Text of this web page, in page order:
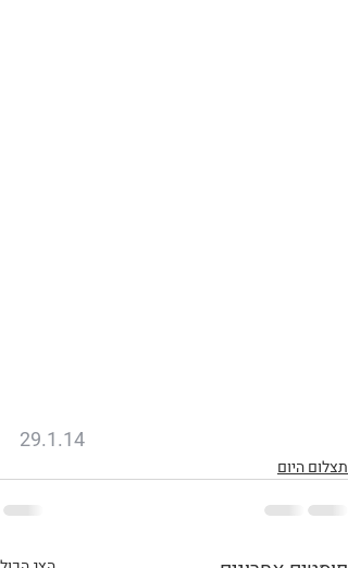
29.1.14
תצלום היום